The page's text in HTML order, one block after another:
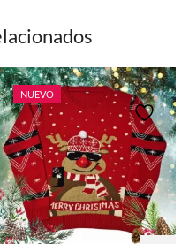
NUEVO